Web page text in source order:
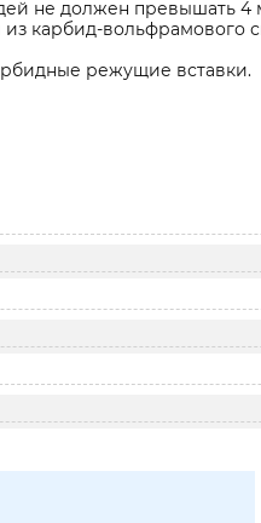
не должен превышать 4
карбид-вольфрамового
режущие вставки.